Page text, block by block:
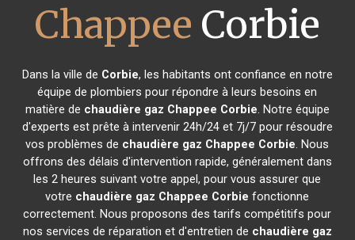
Chappee Corbie
Dans la ville de Corbie, les habitants ont confiance en notre
équipe de plombiers pour répondre à leurs besoins en
matière de chaudière gaz Chappee Corbie. Notre équipe
d'experts est prête à intervenir 24h/24 et 7j/7 pour résoudre
vos problèmes de chaudière gaz Chappee Corbie. Nous
offrons des délais d'intervention rapide, généralement dans
les 2 heures suivant votre appel, pour vous assurer que
votre chaudière gaz Chappee Corbie fonctionne
correctement. Nous proposons des tarifs compétitifs pour
nos services de réparation et d'entretien de chaudière gaz